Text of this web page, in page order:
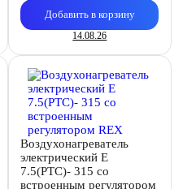
Добавить в корзину
14.08.26
Воздухонагреватель
электрический E
7.5(PTC)- 315 со
встроенным регулятором